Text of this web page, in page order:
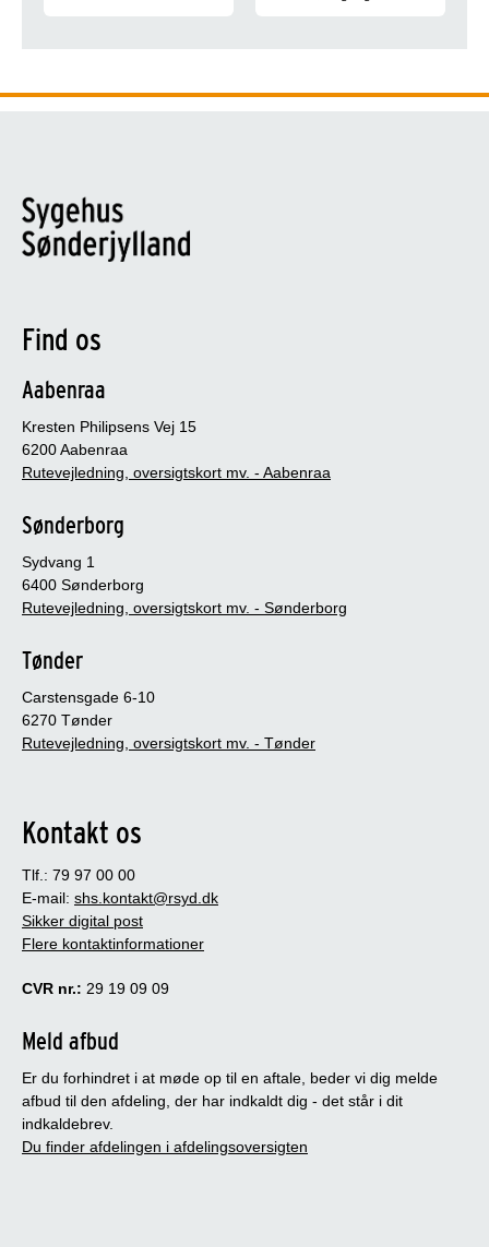
Fødselsforberedelsesfilm fra Region Syddanmark
Find os
Aabenraa
Kresten Philipsens Vej 15
6200 Aabenraa
Rutevejledning, oversigtskort mv. - Aabenraa
Sønderborg
Sydvang 1
6400 Sønderborg
Rutevejledning, oversigtskort mv. - Sønderborg
Tønder
Carstensgade 6-10
6270 Tønder
Rutevejledning, oversigtskort mv. - Tønder
Kontakt os
Tlf.: 79 97 00 00
E-mail: shs.kontakt@rsyd.dk
Sikker digital post
Flere kontaktinformationer
CVR nr.: 29 19 09 09
Meld afbud
Er du forhindret i at møde op til en aftale, beder vi dig melde
afbud til den afdeling, der har indkaldt dig - det står i dit
indkaldebrev.
Du finder afdelingen i afdelingsoversigten